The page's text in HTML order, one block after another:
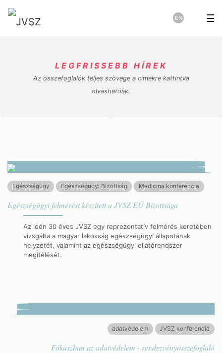
☰
EN
LEGFRISSEBB HÍREK
Az összefoglalók teljes szövege a címekre kattintva
olvashatóak.
Egészségügy Egészségügyi Bizottság Medicina konferencia
Egészségügyi felmérést készített a JVSZ EÜ Bizottsága
Az idén 30 éves JVSZ egy reprezentatív felmérés keretében
vizsgálta a magyar lakosság egészségügyi állapotának
helyzetét, valamint az egészségügyi ellátórendszer
megítélését.
adatvédelem JVSZ konferencia
Fókuszban az adatvédelem - rendezvényösszefoglaló